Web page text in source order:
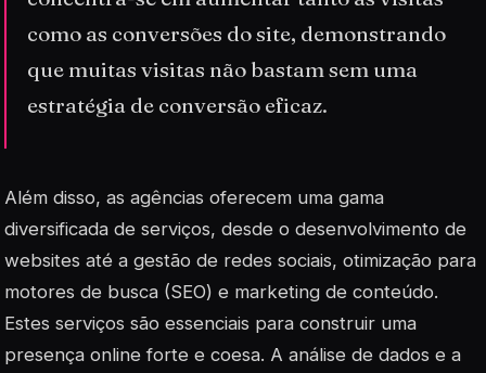
como as conversões do site, demonstrando
que muitas visitas não bastam sem uma
estratégia de conversão eficaz.
Além disso, as agências oferecem uma gama
diversificada de serviços, desde o desenvolvimento de
websites até a gestão de redes sociais, otimização para
motores de busca (SEO) e marketing de conteúdo.
Estes serviços são essenciais para construir uma
presença online forte e coesa. A análise de dados e a